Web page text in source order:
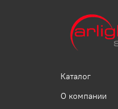
Каталог
О компании